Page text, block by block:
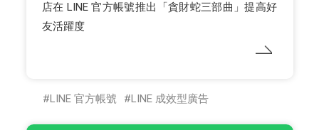
店在 LINE 官方帳號推出「貪財蛇三部曲」提高好
友活躍度
LINE 官方帳號 LINE 成效型廣告